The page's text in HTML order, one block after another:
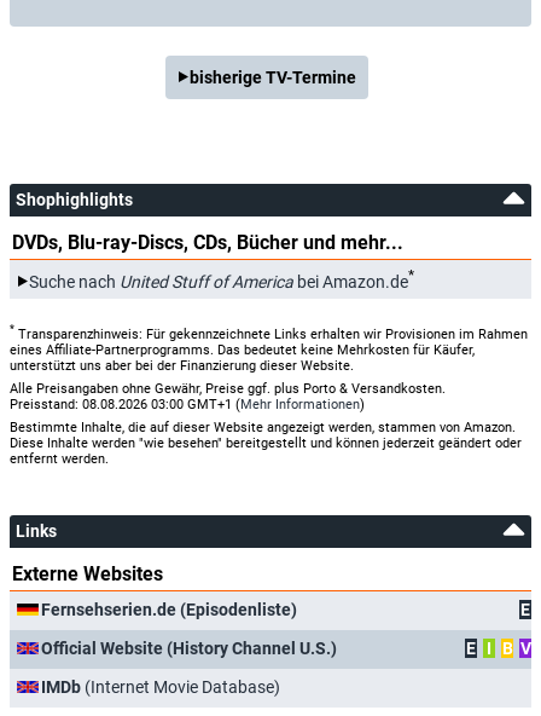
bisherige TV-Termine
Shophighlights
DVDs, Blu-ray-Discs, CDs, Bücher und mehr...
Suche nach United Stuff of America bei Amazon.de*
* Transparenzhinweis: Für gekennzeichnete Links erhalten wir Provisionen im Rahmen
eines Affiliate-Partnerprogramms. Das bedeutet keine Mehrkosten für Käufer,
unterstützt uns aber bei der Finanzierung dieser Website.
Alle Preisangaben ohne Gewähr, Preise ggf. plus Porto & Versandkosten.
Preisstand: 08.08.2026 03:00 GMT+1 (Mehr Informationen)
Bestimmte Inhalte, die auf dieser Website angezeigt werden, stammen von Amazon.
Diese Inhalte werden "wie besehen" bereitgestellt und können jederzeit geändert oder
entfernt werden.
Links
Externe Websites
Fernsehserien.de (Episodenliste)
E
Official Website (History Channel U.S.)
E I B V
IMDb (Internet Movie Database)